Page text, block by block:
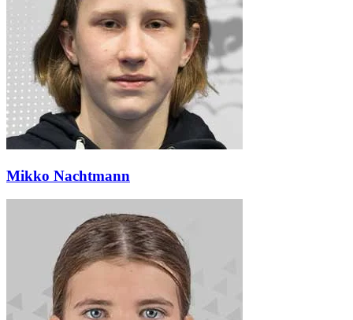
Mikko Nachtmann